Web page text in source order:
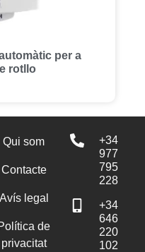
per a
rotllo
Qui som
Contacte
Avís legal
de
privacitat
+34
977
795
228
+34
646
220
102